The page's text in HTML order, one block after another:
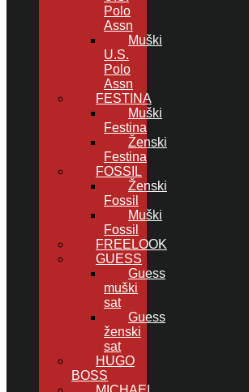
Polo
Assn
Muški
U.S.
Polo
Assn
FESTINA
Muški
Festina
Ženski
Festina
FOSSIL
Ženski
Fossil
Muški
Fossil
FREELOOK
GUESS
Guess
muški
sat
Guess
ženski
sat
HUGO
BOSS